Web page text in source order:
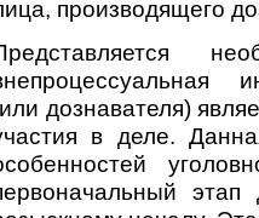
производящего
дознавателя)
в деле.